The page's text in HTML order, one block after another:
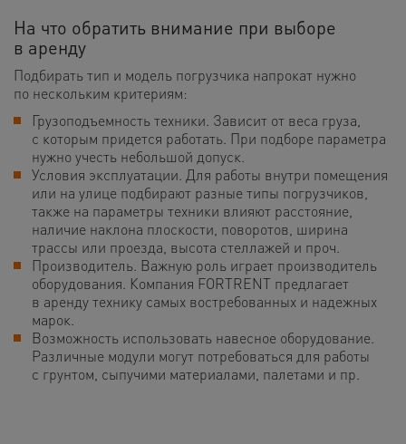
На что обратить внимание при выборе
в аренду
Подбирать тип и модель погрузчика напрокат нужно
по нескольким критериям:
Грузоподъемность техники. Зависит от веса груза,
с которым придется работать. При подборе параметра
нужно учесть небольшой допуск.
Условия эксплуатации. Для работы внутри помещения
или на улице подбирают разные типы погрузчиков,
также на параметры техники влияют расстояние,
наличие наклона плоскости, поворотов, ширина
трассы или проезда, высота стеллажей и проч.
Производитель. Важную роль играет производитель
оборудования. Компания FORTRENT предлагает
в аренду технику самых востребованных и надежных
марок.
Возможность использовать навесное оборудование.
Различные модули могут потребоваться для работы
с грунтом, сыпучими материалами, палетами и пр.